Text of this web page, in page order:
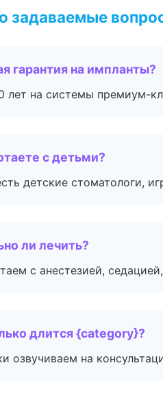
задаваемые
гарантия на импланты?
лет на системы премиум-
с детьми?
детские стоматологи,
ли лечить?
с анестезией,
длится {category}?
озвучиваем на